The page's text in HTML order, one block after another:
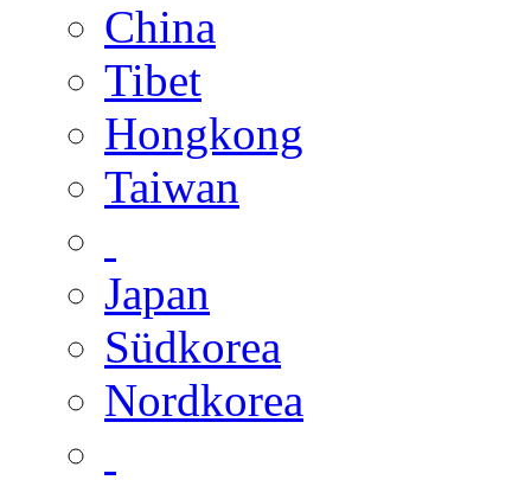
China
Tibet
Hongkong
Taiwan
Japan
Südkorea
Nordkorea